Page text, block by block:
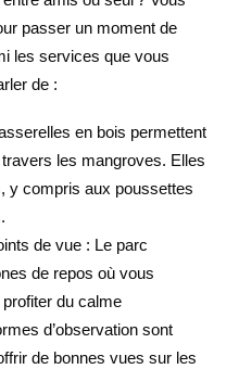
passer un moment de
les services que vous
de :
en bois permettent
les mangroves. Elles
y compris aux poussettes
de vue : Le parc
de repos où vous
du calme
d’observation sont
de bonnes vues sur les